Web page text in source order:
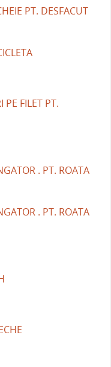
PT. DESFACUT
PE FILET PT.
. PT. ROATA
. PT. ROATA